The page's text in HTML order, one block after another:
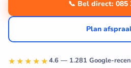
📞 Bel direct: 085
Plan
★★★★★4.6 — 1.281 Google-